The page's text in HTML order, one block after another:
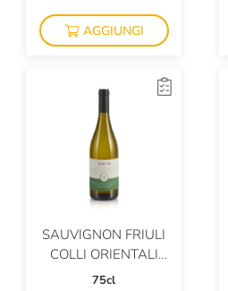
Kahneman
Kettmeier
Kyoto Distillery
L'Archetipo
L'Armangia
AGGIUNGI
SAUVIGNON FRIULI
COLLI ORIENTALI
DOC
75cl